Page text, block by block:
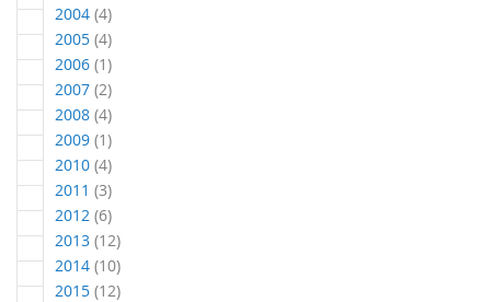
2004 4Artikel
2005 4Artikel
2006 1Artikel
2007 2Artikel
2008 4Artikel
2009 1Artikel
2010 4Artikel
2011 3Artikel
2012 6Artikel
2013 12Artikel
2014 10Artikel
2015 12Artikel